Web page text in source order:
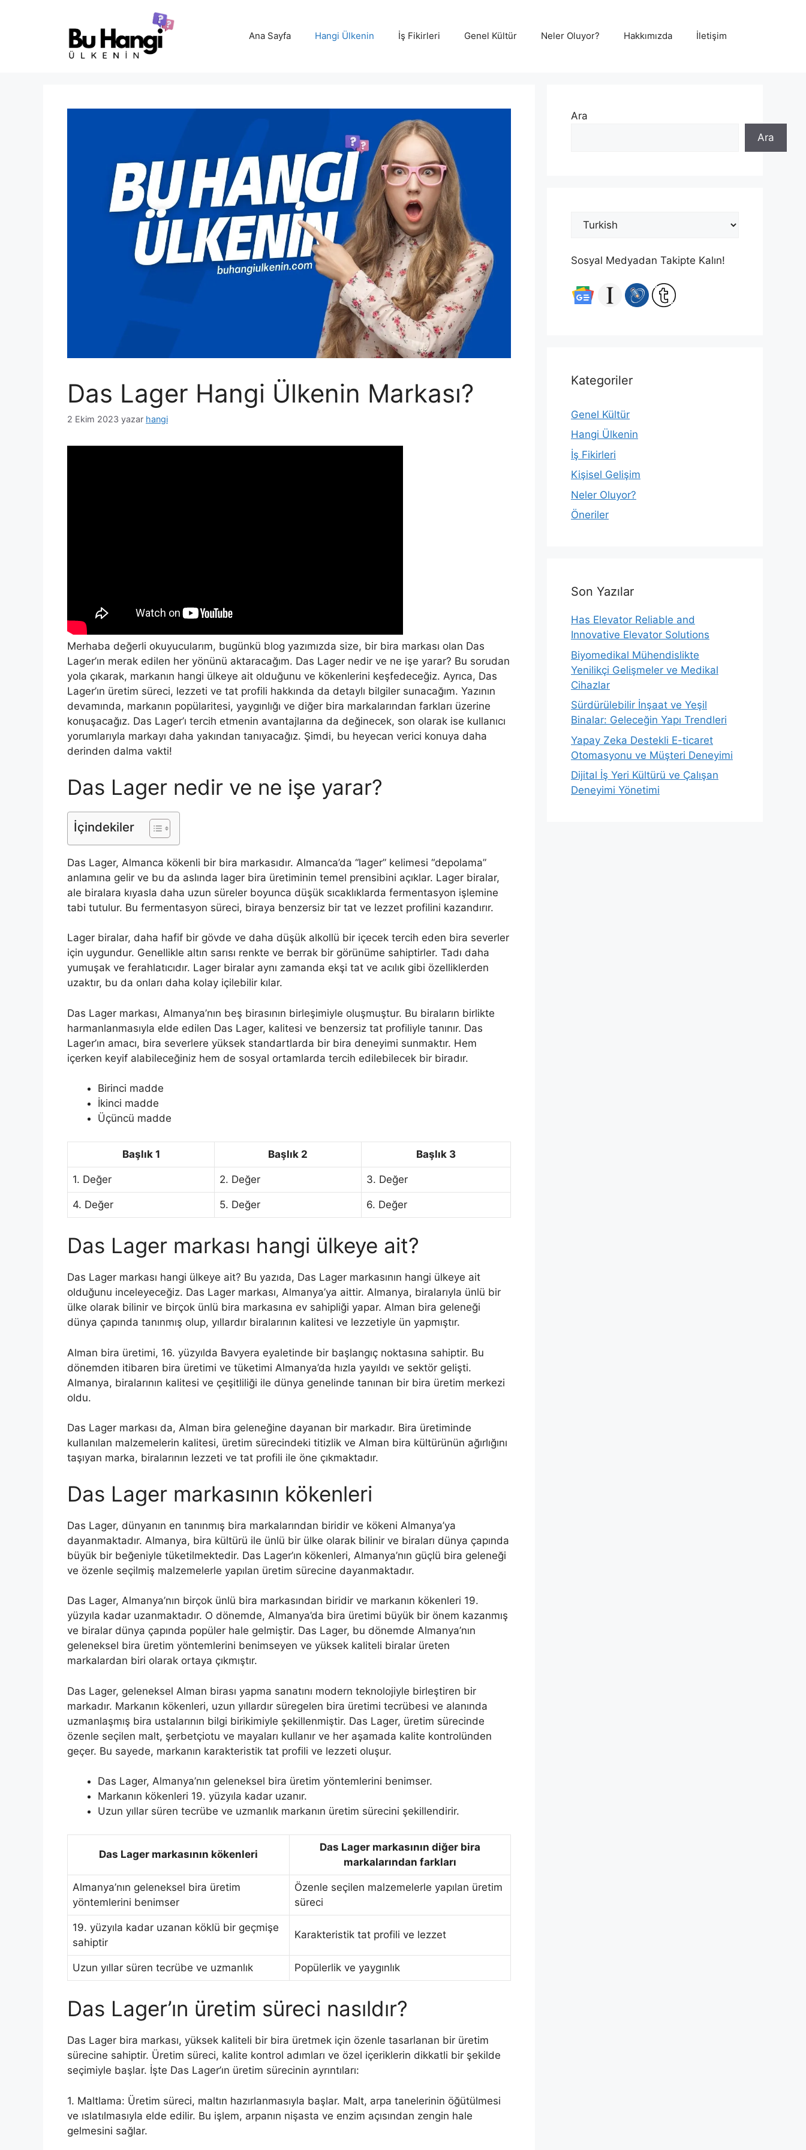
Ana Sayfa Hangi Ülkenin İş Fikirleri Genel Kültür Neler Oluyor? Hakkımızda İletişim
Das Lager Hangi Ülkenin Markası?
2 Ekim 2023 yazar hangi
Merhaba değerli okuyucularım, bugünkü blog yazımızda size, bir bira markası olan Das
Lager’ın merak edilen her yönünü aktaracağım. Das Lager nedir ve ne işe yarar? Bu sorudan
yola çıkarak, markanın hangi ülkeye ait olduğunu ve kökenlerini keşfedeceğiz. Ayrıca, Das
Lager’ın üretim süreci, lezzeti ve tat profili hakkında da detaylı bilgiler sunacağım. Yazının
devamında, markanın popülaritesi, yaygınlığı ve diğer bira markalarından farkları üzerine
konuşacağız. Das Lager’ı tercih etmenin avantajlarına da değinecek, son olarak ise kullanıcı
yorumlarıyla markayı daha yakından tanıyacağız. Şimdi, bu heyecan verici konuya daha
derinden dalma vakti!
Das Lager nedir ve ne işe yarar?
İçindekiler
Das Lager, Almanca kökenli bir bira markasıdır. Almanca’da “lager” kelimesi “depolama”
anlamına gelir ve bu da aslında lager bira üretiminin temel prensibini açıklar. Lager biralar,
ale biralara kıyasla daha uzun süreler boyunca düşük sıcaklıklarda fermentasyon işlemine
tabi tutulur. Bu fermentasyon süreci, biraya benzersiz bir tat ve lezzet profilini kazandırır.
Lager biralar, daha hafif bir gövde ve daha düşük alkollü bir içecek tercih eden bira severler
için uygundur. Genellikle altın sarısı renkte ve berrak bir görünüme sahiptirler. Tadı daha
yumuşak ve ferahlatıcıdır. Lager biralar aynı zamanda ekşi tat ve acılık gibi özelliklerden
uzaktır, bu da onları daha kolay içilebilir kılar.
Das Lager markası, Almanya’nın beş birasının birleşimiyle oluşmuştur. Bu biraların birlikte
harmanlanmasıyla elde edilen Das Lager, kalitesi ve benzersiz tat profiliyle tanınır. Das
Lager’ın amacı, bira severlere yüksek standartlarda bir bira deneyimi sunmaktır. Hem
içerken keyif alabileceğiniz hem de sosyal ortamlarda tercih edilebilecek bir biradır.
Birinci madde
İkinci madde
Üçüncü madde
Başlık 1 Başlık 2 Başlık 3
1. Değer 2. Değer 3. Değer
4. Değer 5. Değer 6. Değer
Das Lager markası hangi ülkeye ait?
Das Lager markası hangi ülkeye ait? Bu yazıda, Das Lager markasının hangi ülkeye ait
olduğunu inceleyeceğiz. Das Lager markası, Almanya’ya aittir. Almanya, biralarıyla ünlü bir
ülke olarak bilinir ve birçok ünlü bira markasına ev sahipliği yapar. Alman bira geleneği
dünya çapında tanınmış olup, yıllardır biralarının kalitesi ve lezzetiyle ün yapmıştır.
Alman bira üretimi, 16. yüzyılda Bavyera eyaletinde bir başlangıç noktasına sahiptir. Bu
dönemden itibaren bira üretimi ve tüketimi Almanya’da hızla yayıldı ve sektör gelişti.
Almanya, biralarının kalitesi ve çeşitliliği ile dünya genelinde tanınan bir bira üretim merkezi
oldu.
Das Lager markası da, Alman bira geleneğine dayanan bir markadır. Bira üretiminde
kullanılan malzemelerin kalitesi, üretim sürecindeki titizlik ve Alman bira kültürünün ağırlığını
taşıyan marka, biralarının lezzeti ve tat profili ile öne çıkmaktadır.
Das Lager markasının kökenleri
Das Lager, dünyanın en tanınmış bira markalarından biridir ve kökeni Almanya’ya
dayanmaktadır. Almanya, bira kültürü ile ünlü bir ülke olarak bilinir ve biraları dünya çapında
büyük bir beğeniyle tüketilmektedir. Das Lager’ın kökenleri, Almanya’nın güçlü bira geleneği
ve özenle seçilmiş malzemelerle yapılan üretim sürecine dayanmaktadır.
Das Lager, Almanya’nın birçok ünlü bira markasından biridir ve markanın kökenleri 19.
yüzyıla kadar uzanmaktadır. O dönemde, Almanya’da bira üretimi büyük bir önem kazanmış
ve biralar dünya çapında popüler hale gelmiştir. Das Lager, bu dönemde Almanya’nın
geleneksel bira üretim yöntemlerini benimseyen ve yüksek kaliteli biralar üreten
markalardan biri olarak ortaya çıkmıştır.
Das Lager, geleneksel Alman birası yapma sanatını modern teknolojiyle birleştiren bir
markadır. Markanın kökenleri, uzun yıllardır süregelen bira üretimi tecrübesi ve alanında
uzmanlaşmış bira ustalarının bilgi birikimiyle şekillenmiştir. Das Lager, üretim sürecinde
özenle seçilen malt, şerbetçiotu ve mayaları kullanır ve her aşamada kalite kontrolünden
geçer. Bu sayede, markanın karakteristik tat profili ve lezzeti oluşur.
Das Lager, Almanya’nın geleneksel bira üretim yöntemlerini benimser.
Markanın kökenleri 19. yüzyıla kadar uzanır.
Uzun yıllar süren tecrübe ve uzmanlık markanın üretim sürecini şekillendirir.
Das Lager markasının kökenleri
Das Lager markasının diğer bira
markalarından farkları
Almanya’nın geleneksel bira üretim
yöntemlerini benimser
Özenle seçilen malzemelerle yapılan üretim
süreci
19. yüzyıla kadar uzanan köklü bir geçmişe
sahiptir
Karakteristik tat profili ve lezzet
Uzun yıllar süren tecrübe ve uzmanlık Popülerlik ve yaygınlık
Das Lager’ın üretim süreci nasıldır?
Das Lager bira markası, yüksek kaliteli bir bira üretmek için özenle tasarlanan bir üretim
sürecine sahiptir. Üretim süreci, kalite kontrol adımları ve özel içeriklerin dikkatli bir şekilde
seçimiyle başlar. İşte Das Lager’ın üretim sürecinin ayrıntıları:
1. Maltlama: Üretim süreci, maltın hazırlanmasıyla başlar. Malt, arpa tanelerinin öğütülmesi
ve ıslatılmasıyla elde edilir. Bu işlem, arpanın nişasta ve enzim açısından zengin hale
gelmesini sağlar.
Ara
Ara
Sosyal Medyadan Takipte Kalın!
Kategoriler
Genel Kültür
Hangi Ülkenin
İş Fikirleri
Kişisel Gelişim
Neler Oluyor?
Öneriler
Son Yazılar
Has Elevator Reliable and
Innovative Elevator Solutions
Biyomedikal Mühendislikte
Yenilikçi Gelişmeler ve Medikal
Cihazlar
Sürdürülebilir İnşaat ve Yeşil
Binalar: Geleceğin Yapı Trendleri
Yapay Zeka Destekli E-ticaret
Otomasyonu ve Müşteri Deneyimi
Dijital İş Yeri Kültürü ve Çalışan
Deneyimi Yönetimi